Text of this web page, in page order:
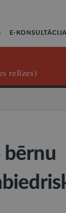
E-
relīzes)
bērnu